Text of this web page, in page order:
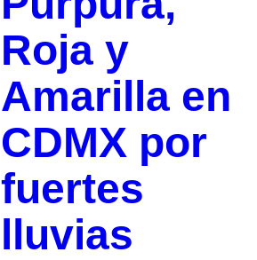
Roja y
Amarilla en
CDMX por
fuertes
lluvias